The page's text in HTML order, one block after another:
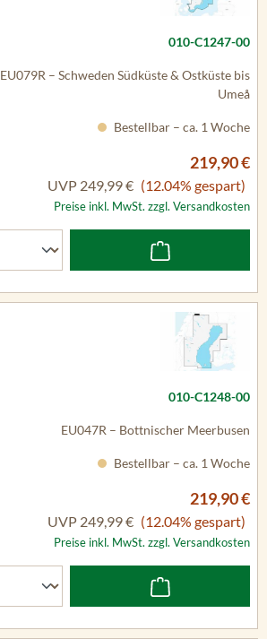
010-C1247-00
EU079R – Schweden Südküste & Ostküste bis
Umeå
Bestellbar – ca. 1 Woche
219,90 €
UVP 249,99 € (12.04% gespart)
Preise inkl. MwSt. zzgl. Versandkosten
010-C1248-00
EU047R – Bottnischer Meerbusen
Bestellbar – ca. 1 Woche
219,90 €
UVP 249,99 € (12.04% gespart)
Preise inkl. MwSt. zzgl. Versandkosten